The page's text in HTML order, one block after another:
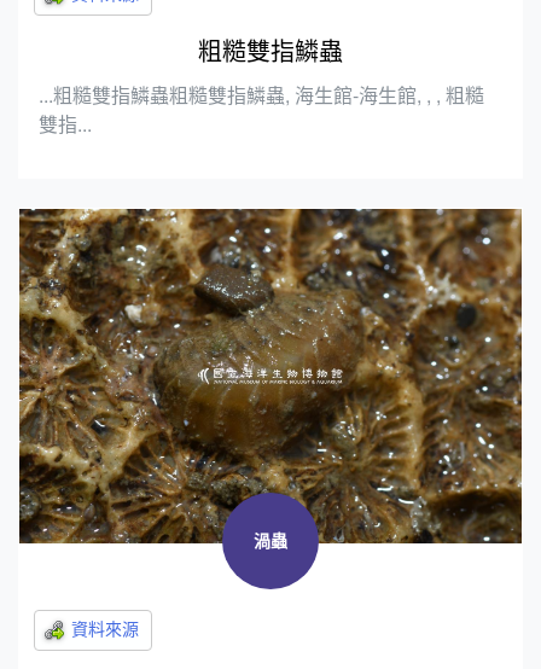
粗糙雙指鱗蟲
...粗糙雙指鱗蟲粗糙雙指鱗蟲, 海生館-海生館, , , 粗糙
雙指...
渦蟲